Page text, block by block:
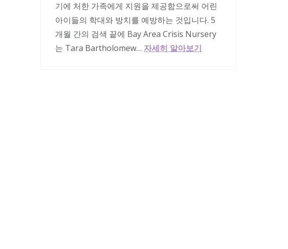
기에 처한 가족에게 지원을 제공함으로써 어린
아이들의 학대와 방치를 예방하는 것입니다. 5
개월 간의 검색 끝에 Bay Area Crisis Nursery
는 Tara Bartholomew… 자세히 알아보기